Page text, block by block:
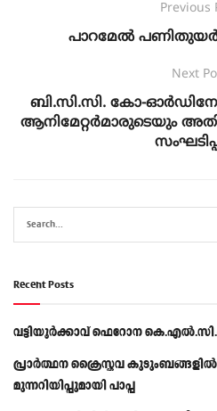
Previous
പാറമേല്‍
Next
ബി.സി.സി. കോ-
ആനിമേറ്റര്‍മാരുടെയും
Recent Posts
വട്ടിയൂർക്കാവ് ഫെറോന
പ്രാര്‍ത്ഥന ക്രൈസ്തവ
മുന്നറിയിപ്പുമായി പാപ്പ